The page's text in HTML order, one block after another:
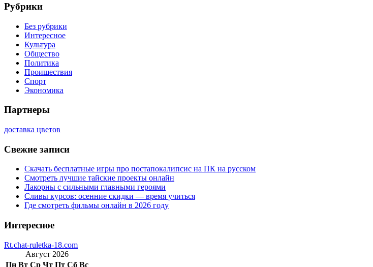
Рубрики
Без рубрики
Интересное
Культура
Общество
Политика
Проишествия
Спорт
Экономика
Партнеры
доставка цветов
Свежие записи
Скачать бесплатные игры про постапокалипсис на ПК на русском
Смотреть лучшие тайские проекты онлайн
Лакорны с сильными главными героями
Сливы курсов: осенние скидки — время учиться
Где смотреть фильмы онлайн в 2026 году
Интересное
Rt.chat-ruletka-18.com
Август 2026
Пн Вт Ср Чт Пт Сб Вс